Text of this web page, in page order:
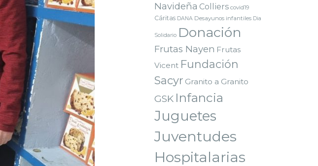
Navideña Colliers covid19
Cáritas DANA Desayunos infantiles Dia
Solidario Donación
Frutas Nayen Frutas
Vicent Fundación
Sacyr Granito a Granito
GSK Infancia
Juguetes
Juventudes
Hospitalarias